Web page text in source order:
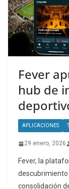
Fever
hub de
APLICACIONES
29 enero, 2026
Fever, la
consolidación